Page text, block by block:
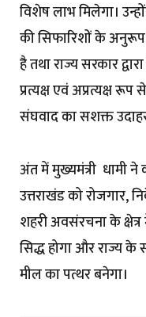
विशेष लाभ मिलेगा।
की सिफारिशों के अनुरूप
है तथा राज्य सरकार
प्रत्यक्ष एवं अप्रत्यक्ष
संघवाद का सशक्त
अंत में मुख्यमंत्री धामी ने
उत्तराखंड को रोजगार,
शहरी अवसंरचना के
सिद्ध होगा और राज्य
मील का पत्थर बनेगा।